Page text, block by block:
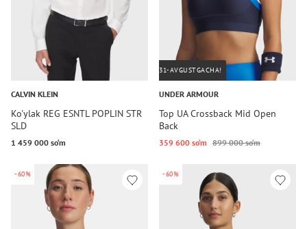
CALVIN KLEIN
Ko'ylak REG ESNTL POPLIN STR
SLD
1 459 000 so‘m
31-AVGUSTGACHA!
UNDER ARMOUR
Top UA Crossback Mid Open
Back
359 600 so‘m 899 000 so‘m
-60% -60%